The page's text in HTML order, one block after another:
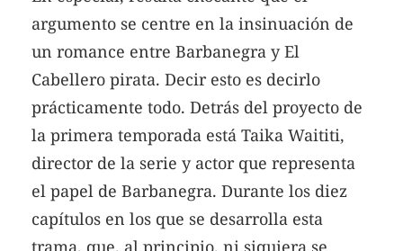
argumento se centre en la insinuación de
un romance entre Barbanegra y El
Cabellero pirata. Decir esto es decirlo
prácticamente todo. Detrás del proyecto de
la primera temporada está Taika Waititi,
director de la serie y actor que representa
el papel de Barbanegra. Durante los diez
capítulos en los que se desarrolla esta
trama, que, al principio, ni siquiera se